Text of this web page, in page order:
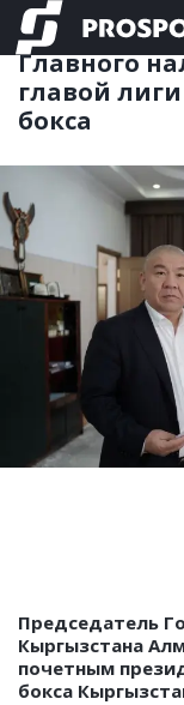
БОКС
Главного
главой
бокса
Председатель
Кыргызстана
почетным
бокса